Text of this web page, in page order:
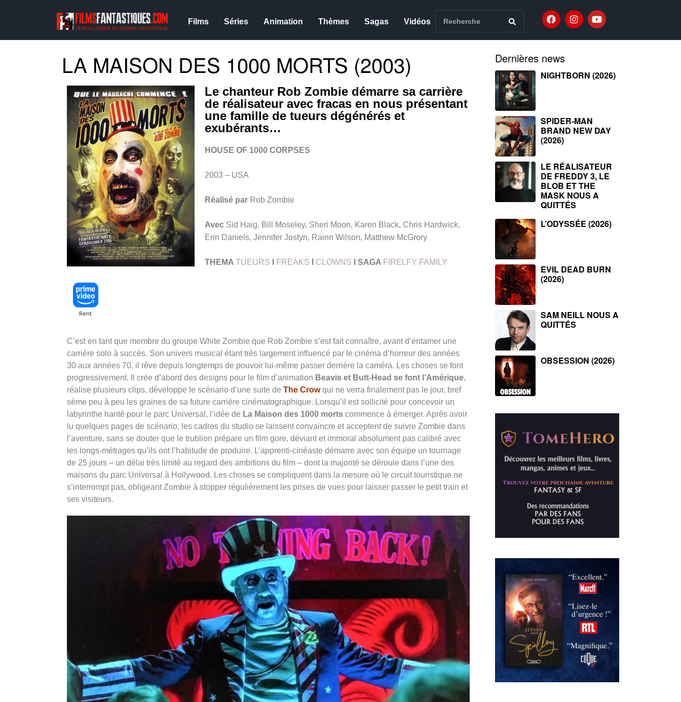
Films Séries Animation Thèmes Sagas Vidéos
LA MAISON DES 1000 MORTS (2003)
Le chanteur Rob Zombie démarre sa carrière
de réalisateur avec fracas en nous présentant
une famille de tueurs dégénérés et
exubérants…
HOUSE OF 1000 CORPSES
2003 – USA
Réalisé par Rob Zombie
Avec Sid Haig, Bill Moseley, Sheri Moon, Karen Black, Chris Hardwick,
Erin Daniels, Jennifer Jostyn, Rainn Wilson, Matthew McGrory
THEMA TUEURS FREAKS CLOWNS I SAGA FIRELFY FAMILY
C’est en tant que membre du groupe White Zombie que Rob Zombie s’est fait connaître, avant d’entamer une
carrière solo à succès. Son univers musical étant très largement influencé par le cinéma d’horreur des années
30 aux années 70, il rêve depuis longtemps de pouvoir lui-même passer derrière la caméra. Les choses se font
progressivement. Il crée d’abord des designs pour le film d’animation Beavis et Butt-Head se font l’Amérique,
réalise plusieurs clips, développe le scénario d’une suite de The Crowqui ne verra finalement pas le jour, bref
sème peu à peu les graines de sa future carrière cinématographique. Lorsqu’il est sollicité pour concevoir un
labyrinthe hanté pour le parc Universal, l’idée de La Maison des 1000 morts commence à émerger. Après avoir
lu quelques pages de scénario, les cadres du studio se laissent convaincre et acceptent de suivre Zombie dans
l’aventure, sans se douter que le trublion prépare un film gore, déviant et immoral absolument pas calibré avec
les longs-métrages qu’ils ont l’habitude de produire. L’apprenti-cinéaste démarre avec son équipe un tournage
de 25 jours – un délai très limité au regard des ambitions du film – dont la majorité se déroule dans l’une des
maisons du parc Universal à Hollywood. Les choses se compliquent dans la mesure où le circuit touristique ne
s’interrompt pas, obligeant Zombie à stopper régulièrement les prises de vues pour laisser passer le petit train et
ses visiteurs.
Dernières news
NIGHTBORN (2026)
SPIDER-MAN
BRAND NEW DAY
(2026)
LE RÉALISATEUR
DE FREDDY 3, LE
BLOB ET THE
MASK NOUS A
QUITTÉS
L’ODYSSÉE (2026)
EVIL DEAD BURN
(2026)
SAM NEILL NOUS A
QUITTÉS
OBSESSION (2026)